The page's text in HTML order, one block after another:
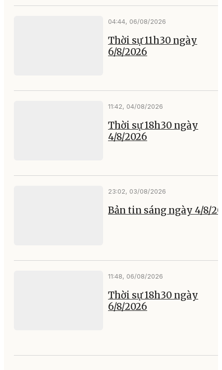
04:44, 06/08/2026
Thời sự 11h30 ngày
6/8/2026
11:42, 04/08/2026
Thời sự 18h30 ngày
4/8/2026
23:02, 03/08/2026
Bản tin sáng ngày 4/8/
11:48, 06/08/2026
Thời sự 18h30 ngày
6/8/2026